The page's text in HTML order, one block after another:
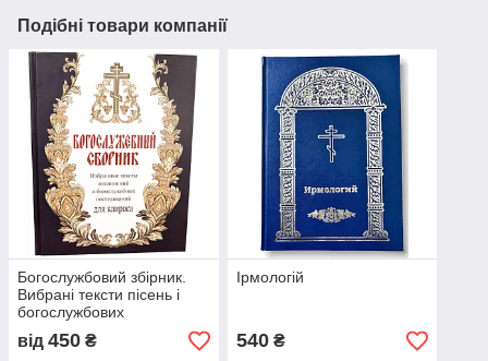
Подібні товари компанії
Богослужбовий збірник.
Вибрані тексти пісень і
богослужбових
последованій для кріроса
від 450 ₴
Ірмологій
540₴